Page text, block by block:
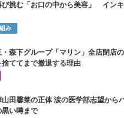
び挑む「お口の中から美容」 インキ
み
・森下グループ「マリン」全店閉店
ててまで撤退する理由
田馨菜の正体 涙の医学部志望から
い噂まで